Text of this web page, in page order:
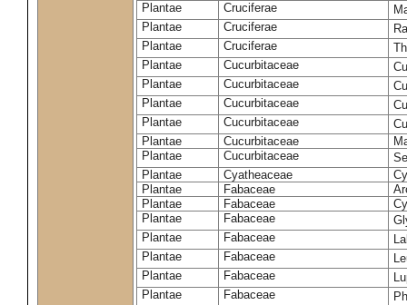
Plantae
Cruciferae
Plantae
Cruciferae
Plantae
Cruciferae
Plantae
Cucurbitaceae
Plantae
Cucurbitaceae
Plantae
Cucurbitaceae
Plantae
Cucurbitaceae
Plantae
Cucurbitaceae
Plantae
Cucurbitaceae
Plantae
Cyatheaceae
Plantae
Fabaceae
Plantae
Fabaceae
Plantae
Fabaceae
Plantae
Fabaceae
Plantae
Fabaceae
Plantae
Fabaceae
Plantae
Fabaceae